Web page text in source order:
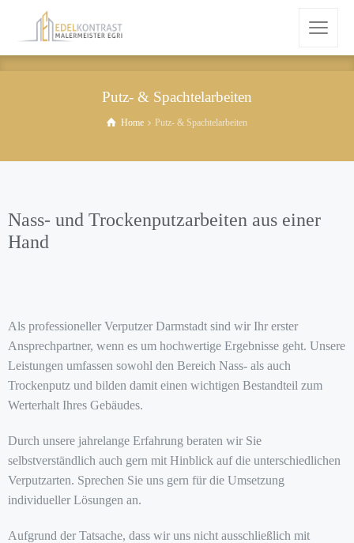
Putz- & Spachtelarbeiten
Home Putz- & Spachtelarbeiten
Nass- und Trockenputzarbeiten aus einer
Hand
Als professioneller Verputzer Darmstadt sind wir Ihr erster
Ansprechpartner, wenn es um hochwertige Ergebnisse geht. Unsere
Leistungen umfassen sowohl den Bereich Nass- als auch
Trockenputz und bilden damit einen wichtigen Bestandteil zum
Werterhalt Ihres Gebäudes.
Durch unsere jahrelange Erfahrung beraten wir Sie
selbstverständlich auch gern mit Hinblick auf die unterschiedlichen
Verputzarten. Sprechen Sie uns gern für die Umsetzung
individueller Lösungen an.
Aufgrund der Tatsache, dass wir uns nicht ausschließlich mit